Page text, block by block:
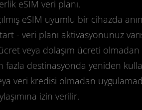
eSIM veri planı.
eSIM uyumlu bir cihazda
- veri planı aktivasyonunuz
veya dolaşım ücreti
fazla destinasyonda yeniden
veri kredisi olmadan
izin verilir.